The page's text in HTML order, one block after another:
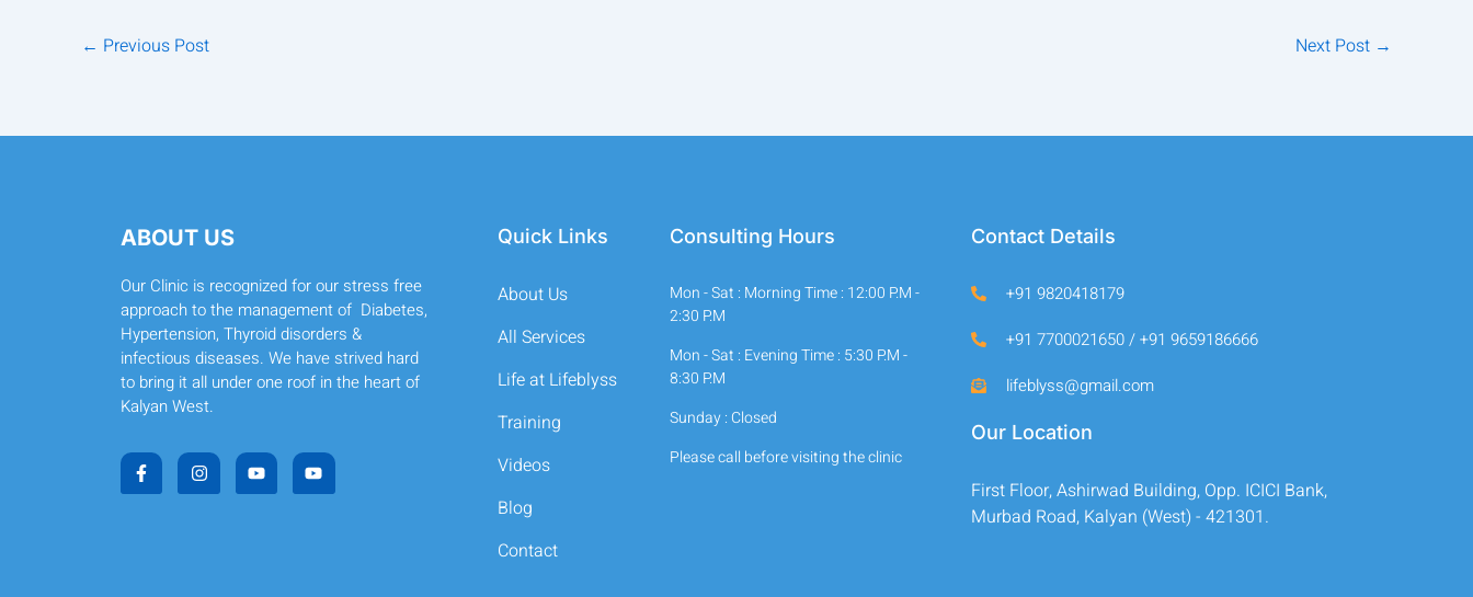
← Previous Post Next Post →
ABOUT US
Our Clinic is recognized for our stress free
approach to the management of Diabetes,
Hypertension, Thyroid disorders &
infectious diseases. We have strived hard
to bring it all under one roof in the heart of
Kalyan West.
F
a
c
e
I
n
s
t
Y
o
u
t
Y
o
u
t
Quick Links
About Us
All Services
Life at Lifeblyss
Training
Videos
Blog
Contact
Consulting Hours
Mon - Sat : Morning Time : 12:00 P.M -
2:30 P.M
Mon - Sat : Evening Time : 5:30 P.M -
8:30 P.M
Sunday : Closed
Please call before visiting the clinic
Contact Details
+91 9820418179
+91 7700021650 / +91 9659186666
lifeblyss@gmail.com
Our Location
First Floor, Ashirwad Building, Opp. ICICI Bank,
Murbad Road, Kalyan (West) - 421301.